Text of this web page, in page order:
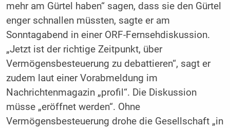
mehr am Gürtel haben“ sagen, dass sie den Gürtel
enger schnallen müssten, sagte er am
Sonntagabend in einer ORF-Fernsehdiskussion.
„Jetzt ist der richtige Zeitpunkt, über
Vermögensbesteuerung zu debattieren“, sagt er
zudem laut einer Vorabmeldung im
Nachrichtenmagazin „profil“. Die Diskussion
müsse „eröffnet werden“. Ohne
Vermögensbesteuerung drohe die Gesellschaft „in